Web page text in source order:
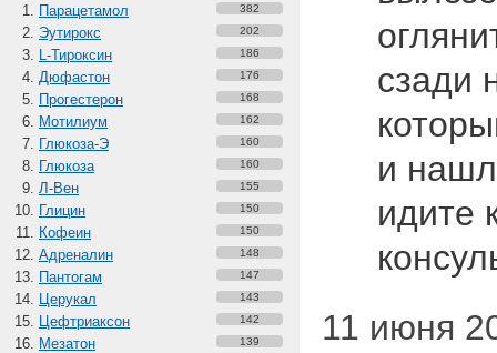
Парацетамол 382
Эутирокс 202
L-Тироксин 186
Дюфастон 176
Прогестерон 168
Мотилиум 162
Глюкоза-Э 160
Глюкоза 160
Л-Вен 155
Глицин 150
Кофеин 150
Адреналин 148
Пантогам 147
Церукал 143
Цефтриаксон 142
Мезатон 139
сзади
и
идите
11 июня